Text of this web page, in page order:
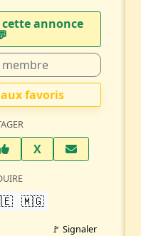
annonce
favoris
Facebook
XTwitter X
🇲🇬
🚩 Signaler